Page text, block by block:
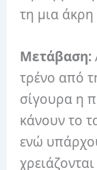
τη μια
Μετάβαση:
τρένο από
σίγουρα η
κάνουν το
ενώ